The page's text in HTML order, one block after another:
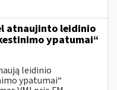
atnaujinto leidinio
ypatumai“
leidinio
ypatumai“